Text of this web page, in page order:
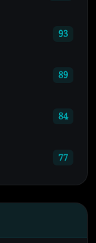
93
89
84
77